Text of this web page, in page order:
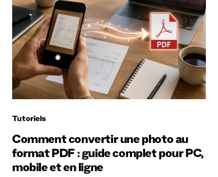
Tutoriels
Comment convertir une photo au
format PDF : guide complet pour PC,
mobile et en ligne